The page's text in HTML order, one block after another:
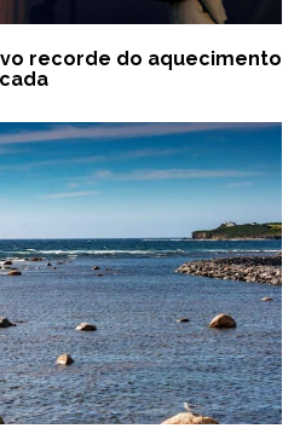
recorde do aquecimento